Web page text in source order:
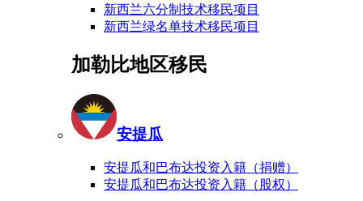
新西兰六分制技术移民项目
新西兰绿名单技术移民项目
加勒比地区移民
安提瓜
安提瓜和巴布达投资入籍（捐赠）
安提瓜和巴布达投资入籍（股权）